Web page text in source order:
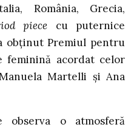
România, Grecia,
piece cu puternice
obținut Premiul pentru
feminină acordat celor
Martelli și Ana
o atmosferă